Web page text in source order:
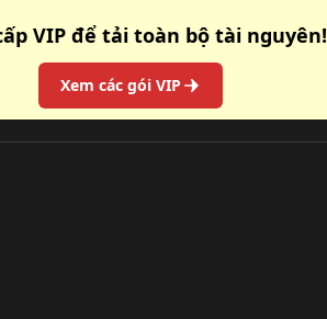
VIP để tải toàn bộ tài nguyên!
Xem các gói VIP